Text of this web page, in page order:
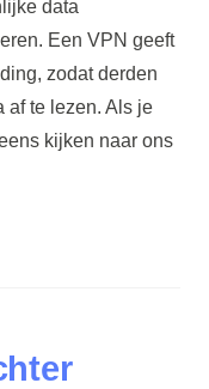
data
Een VPN geeft
zodat derden
af te lezen. Als je
kijken naar ons